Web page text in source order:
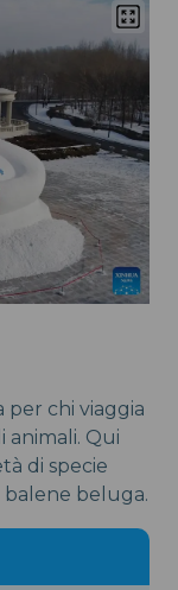
per chi viaggia
animali. Qui
di specie
balene beluga.